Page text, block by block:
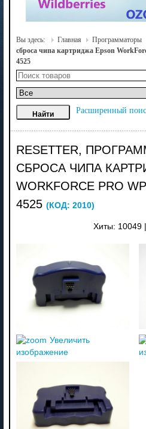
Вы здесь: Главная Программаторы
сброса чипа картриджа Epson
4525
Расширенный
RESETTER,
СБРОСА ЧИПА
WORKFORCE PRO
4525 (КОД: 2010)
Хиты: 10049
Увеличить
изображение